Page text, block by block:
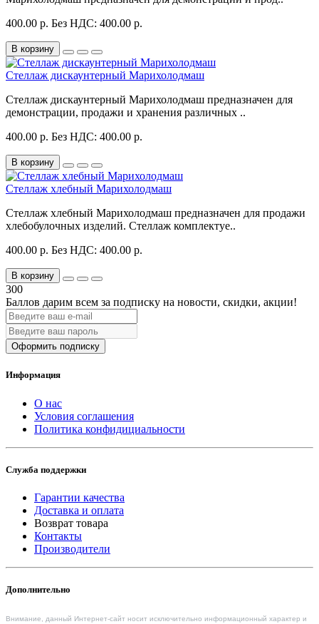
400.00 р. Без НДС: 400.00 р.
В корзину
Стеллаж дискаунтерный Марихолодмаш
Стеллаж дискаунтерный Марихолодмаш предназначен для
демонстрации, продажи и хранения различных ..
400.00 р. Без НДС: 400.00 р.
В корзину
Стеллаж хлебный Марихолодмаш
Стеллаж хлебный Марихолодмаш предназначен для продажи
хлебобулочных изделий. Стеллаж комплектуе..
400.00 р. Без НДС: 400.00 р.
В корзину
300
Баллов дарим всем за подписку на новости, скидки, акции!
Оформить подписку
Информация
О нас
Условия соглашения
Политика конфидициальности
Служба поддержки
Гарантии качества
Доставка и оплата
Возврат товара
Контакты
Производители
Дополнительно
Внимание, данный Интернет-сайт носит исключительно информационный характер и